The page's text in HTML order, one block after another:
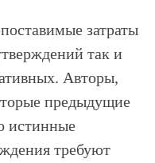
затраты
так и
Авторы,
предыдущие
истинные
требуют